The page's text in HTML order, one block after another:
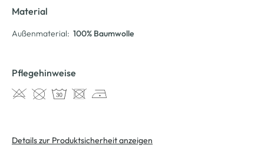
Material
Außenmaterial: 100% Baumwolle
Pflegehinweise
Details zur Produktsicherheit anzeigen